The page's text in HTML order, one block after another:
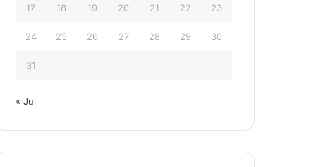
17 18 19 20 21 22 23
24 25 26 27 28 29 30
31
« Jul